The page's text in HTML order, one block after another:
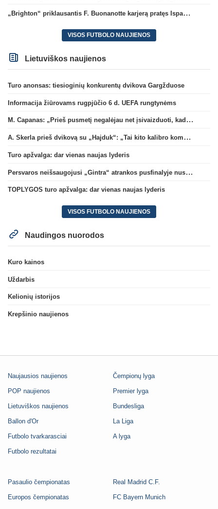
„Brighton“ priklausantis F. Buonanotte karjerą pratęs Ispanijoje
VISOS FUTBOLO NAUJIENOS
Lietuviškos naujienos
Turo anonsas: tiesioginių konkurentų dvikova Gargžduose
Informacija žiūrovams rugpjūčio 6 d. UEFA rungtynėms
M. Capanas: „Prieš pusmetį negalėjau net įsivaizduoti, kad žaisime prieš „Hajduk“
A. Skerla prieš dvikovą su „Hajduk“: „Tai kito kalibro komanda“
Turo apžvalga: dar vienas naujas lyderis
Persvaros neišsaugojusi „Gintra“ atrankos pusfinalyje nusileido Škotijos čempionėms
TOPLYGOS turo apžvalga: dar vienas naujas lyderis
VISOS FUTBOLO NAUJIENOS
Naudingos nuorodos
Kuro kainos
Uždarbis
Kelionių istorijos
Krepšinio naujienos
Naujausios naujienos
POP naujienos
Lietuviškos naujienos
Ballon d'Or
Futbolo tvarkarasciai
Futbolo rezultatai
Čempionų lyga
Premier lyga
Bundesliga
La Liga
A lyga
Pasaulio čempionatas
Europos čempionatas
Real Madrid C.F.
FC Bayern Munich